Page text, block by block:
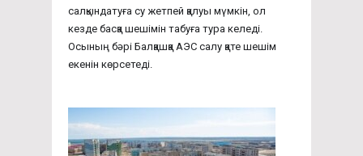
салқындатуға су жетпей қалуы мүмкін, ол
кезде басқа шешімін табуға тура келеді.
Осының бәрі Балқашқа АЭС салу қате шешім
екенін көрсетеді.